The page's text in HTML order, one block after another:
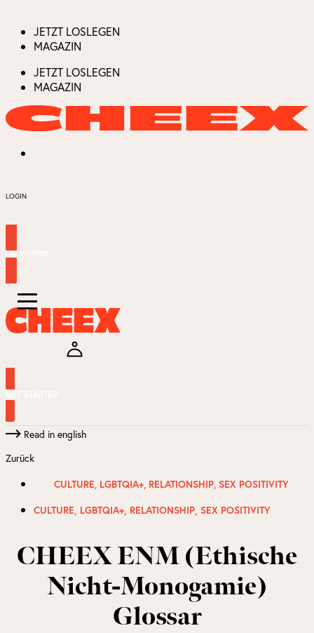
JETZT LOSLEGEN
MAGAZIN
JETZT LOSLEGEN
MAGAZIN
LOGIN
GET STARTED
Read in english
Zurück
CULTURE, LGBTQIA+, RELATIONSHIP, SEX POSITIVITY
CULTURE LGBTQIA+ RELATIONSHIP SEX POSITIVITY
CHEEX ENM (Ethische
Nicht-Monogamie)
Glossar